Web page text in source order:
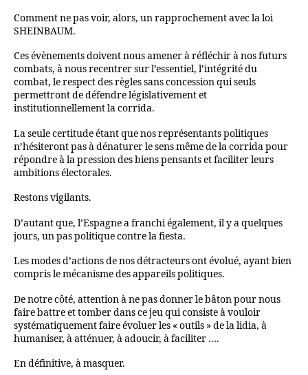
Comment ne pas voir, alors, un rapprochement avec la loi
SHEINBAUM.
Ces évènements doivent nous amener à réfléchir à nos futurs
combats, à nous recentrer sur l’essentiel, l’intégrité du
combat, le respect des règles sans concession qui seuls
permettront de défendre législativement et
institutionnellement la corrida.
La seule certitude étant que nos représentants politiques
n’hésiteront pas à dénaturer le sens même de la corrida pour
répondre à la pression des biens pensants et faciliter leurs
ambitions électorales.
Restons vigilants.
D’autant que, l’Espagne a franchi également, il y a quelques
jours, un pas politique contre la fiesta.
Les modes d’actions de nos détracteurs ont évolué, ayant bien
compris le mécanisme des appareils politiques.
De notre côté, attention à ne pas donner le bâton pour nous
faire battre et tomber dans ce jeu qui consiste à vouloir
systématiquement faire évoluer les « outils » de la lidia, à
humaniser, à atténuer, à adoucir, à faciliter ….
En définitive, à masquer.